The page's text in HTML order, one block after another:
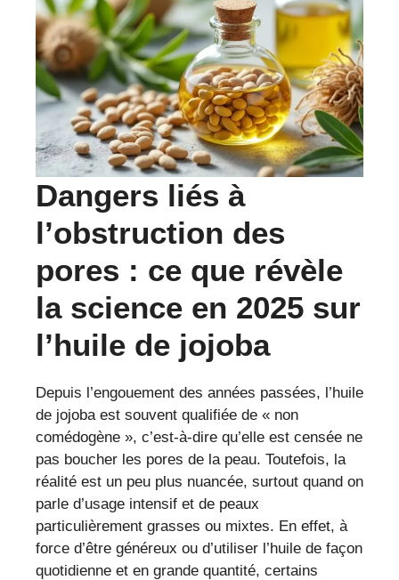
Dangers liés à
l’obstruction des
pores : ce que révèle
la science en 2025 sur
l’huile de jojoba
Depuis l’engouement des années passées, l’huile
de jojoba est souvent qualifiée de « non
comédogène », c’est-à-dire qu’elle est censée ne
pas boucher les pores de la peau. Toutefois, la
réalité est un peu plus nuancée, surtout quand on
parle d’usage intensif et de peaux
particulièrement grasses ou mixtes. En effet, à
force d’être généreux ou d’utiliser l’huile de façon
quotidienne et en grande quantité, certains